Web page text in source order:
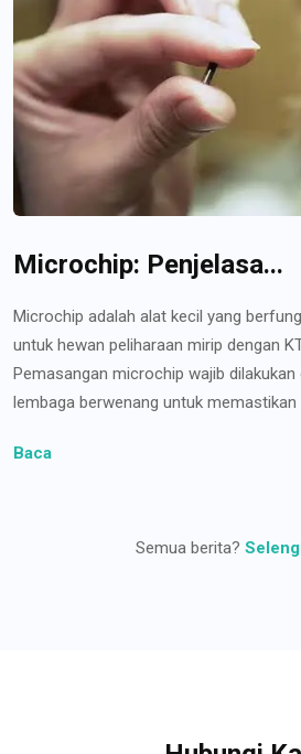
Microchip: Penjelasa...
Microchip adalah alat kecil yang
untuk hewan peliharaan mirip dengan
Pemasangan microchip wajib
lembaga berwenang untuk memastikan
Baca
Semua berita?